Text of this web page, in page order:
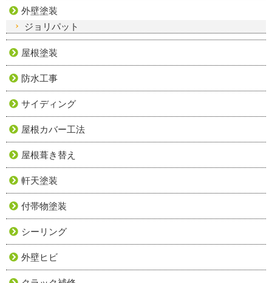
外壁塗装
ジョリパット
屋根塗装
防水工事
サイディング
屋根カバー工法
屋根葺き替え
軒天塗装
付帯物塗装
シーリング
外壁ヒビ